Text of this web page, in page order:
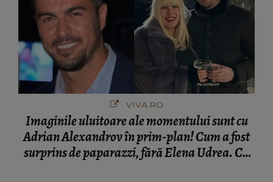
VIVA.RO
Imaginile uluitoare ale momentului sunt cu
Adrian Alexandrov în prim-plan! Cum a fost
surprins de paparazzi, fără Elena Udrea. Cu